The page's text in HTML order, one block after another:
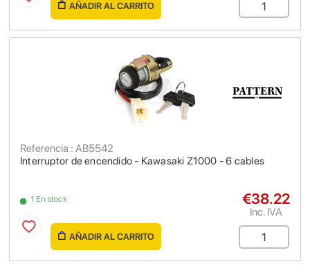
AÑADIR AL CARRITO
Interruptor de encendido - Kawasaki Z1000 - 6 cables
Referencia : AB5542
1 En stock €38.22
Inc. IVA
AÑADIR AL CARRITO